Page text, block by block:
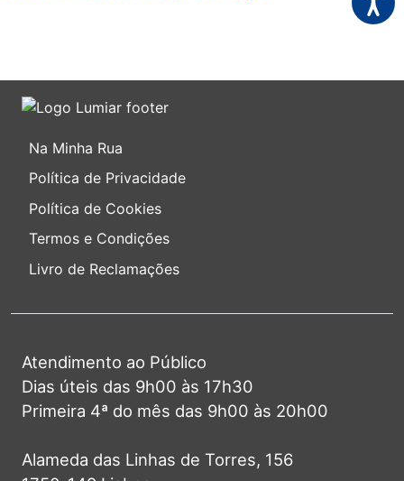
Na Minha Rua
Política de Privacidade
Política de Cookies
Termos e Condições
Livro de Reclamações
Atendimento ao Público
Dias úteis das 9h00 às 17h30
Primeira 4ª do mês das 9h00 às 20h00
Alameda das Linhas de Torres, 156